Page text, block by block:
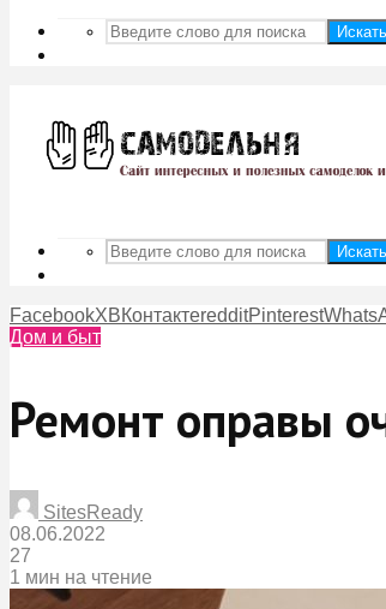
Искать
Искать
FacebookXВКонтактеredditPinterest
Дом и быт
Ремонт оправы
SitesReady
08.06.2022
27
1 мин на чтение